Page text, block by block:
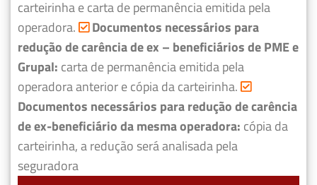
carteirinha e carta de permanência emitida pela
operadora.
Documentos necessários para
redução de carência de ex – beneficiários de PME e
Grupal: carta de permanência emitida pela
operadora anterior e cópia da carteirinha.
Documentos necessários para redução de carência
de ex-beneficiário da mesma operadora: cópia da
carteirinha, a redução será analisada pela
seguradora